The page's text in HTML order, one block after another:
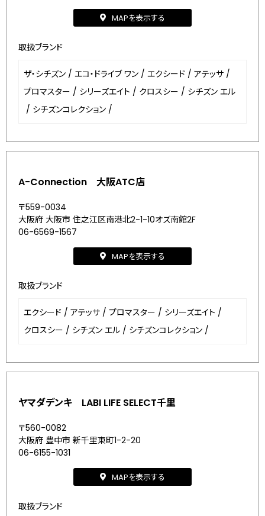
MAPを表示する
取扱ブランド
ザ・シチズン / エコ・ドライブ ワン / エクシード / アテッサ /
プロマスター / シリーズエイト / クロスシー / シチズン エル
/ シチズンコレクション /
A-Connection 大阪ATC店
〒559-0034
大阪府 大阪市 住之江区南港北2-1-10オズ南館2F
06-6569-1567
MAPを表示する
取扱ブランド
エクシード / アテッサ / プロマスター / シリーズエイト /
クロスシー / シチズン エル / シチズンコレクション /
ヤマダデンキ LABI LIFE SELECT千里
〒560-0082
大阪府 豊中市 新千里東町1-2-20
06-6155-1031
MAPを表示する
取扱ブランド